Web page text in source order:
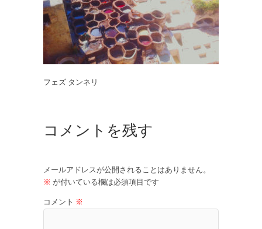
フェズ タンネリ
コメントを残す
メールアドレスが公開されることはありません。
※ が付いている欄は必須項目です
コメント ※